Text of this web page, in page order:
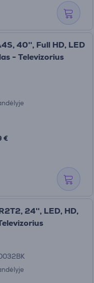
40'', Full HD, LED
- Televizorius
€
24'', LED, HD,